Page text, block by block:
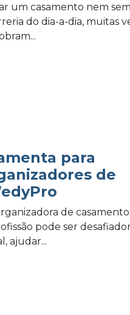
um casamento nem
do dia-a-dia, muitas
para
de
de
pode ser
ajudar...